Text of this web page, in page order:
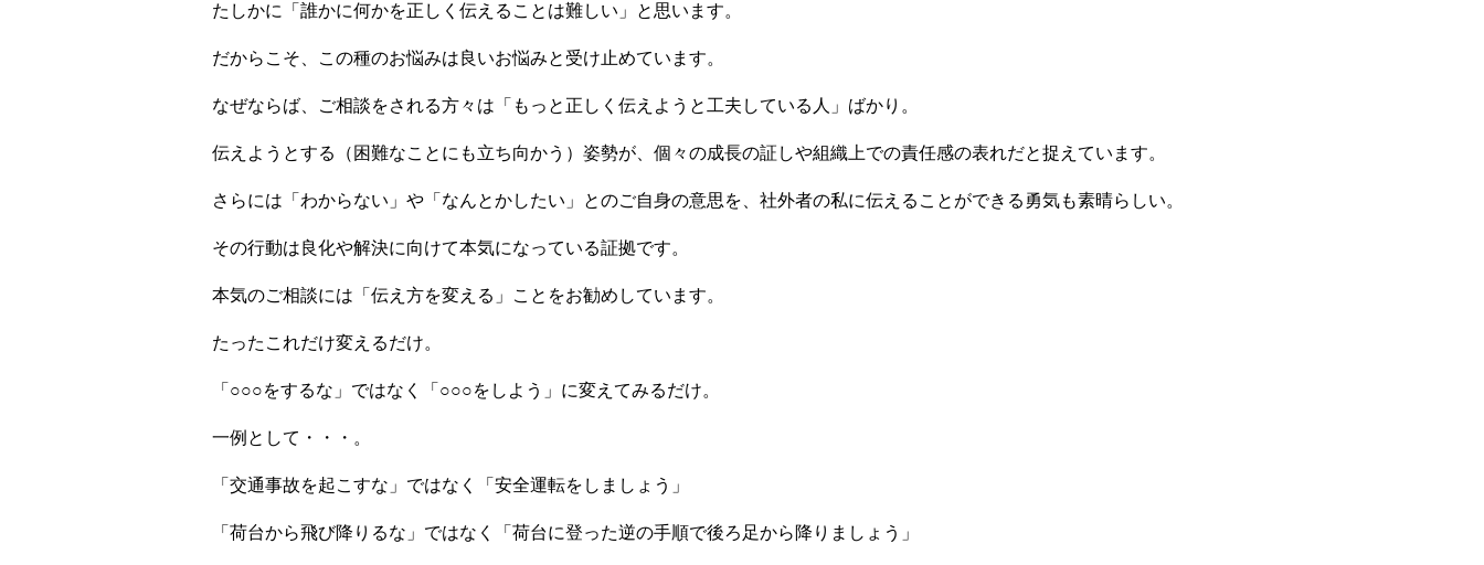
たしかに「誰かに何かを正しく伝えることは難しい」と思います。
だからこそ、この種のお悩みは良いお悩みと受け止めています。
なぜならば、ご相談をされる方々は「もっと正しく伝えようと工夫している人」ばかり。
伝えようとする（困難なことにも立ち向かう）姿勢が、個々の成長の証しや組織上での責任感の表れだと捉えています。
さらには「わからない」や「なんとかしたい」とのご自身の意思を、社外者の私に伝えることができる勇気も素晴らしい。
その行動は良化や解決に向けて本気になっている証拠です。
本気のご相談には「伝え方を変える」ことをお勧めしています。
たったこれだけ変えるだけ。
「○○○をするな」ではなく「○○○をしよう」に変えてみるだけ。
一例として・・・。
「交通事故を起こすな」ではなく「安全運転をしましょう」
「荷台から飛び降りるな」ではなく「荷台に登った逆の手順で後ろ足から降りましょう」